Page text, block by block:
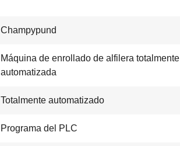
Champypund
Máquina de enrollado de alfilera totalmente
automatizada
Totalmente automatizado
Programa del PLC